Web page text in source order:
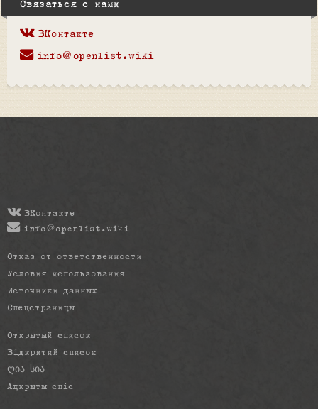
Связаться с нами
ВКонтакте
info@openlist.wiki
ВКонтакте
info@openlist.wiki
Отказ от ответственности
Условия использования
Источники данных
Спецстраницы
Открытый список
Відкритий список
ღია სია
Адкрыты спіс